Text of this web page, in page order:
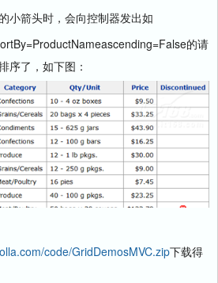
箭头时，会向控制器发出如
的请
序了，如下图：
code/GridDemosMVC.zip下载得